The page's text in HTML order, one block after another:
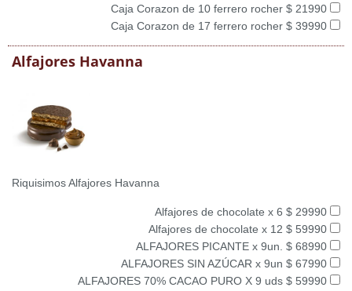
Caja Corazon de 10 ferrero rocher $ 21990
Caja Corazon de 17 ferrero rocher $ 39990
Alfajores Havanna
Riquisimos Alfajores Havanna
Alfajores de chocolate x 6 $ 29990
Alfajores de chocolate x 12 $ 59990
ALFAJORES PICANTE x 9un. $ 68990
ALFAJORES SIN AZÚCAR x 9un $ 67990
ALFAJORES 70% CACAO PURO X 9 uds $ 59990